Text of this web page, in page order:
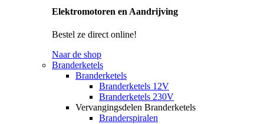
Elektromotoren en Aandrijving
Bestel ze direct online!
Naar de shop
Branderketels
Branderketels
Branderketels 12V
Branderketels 230V
Vervangingsdelen Branderketels
Branderspiralen